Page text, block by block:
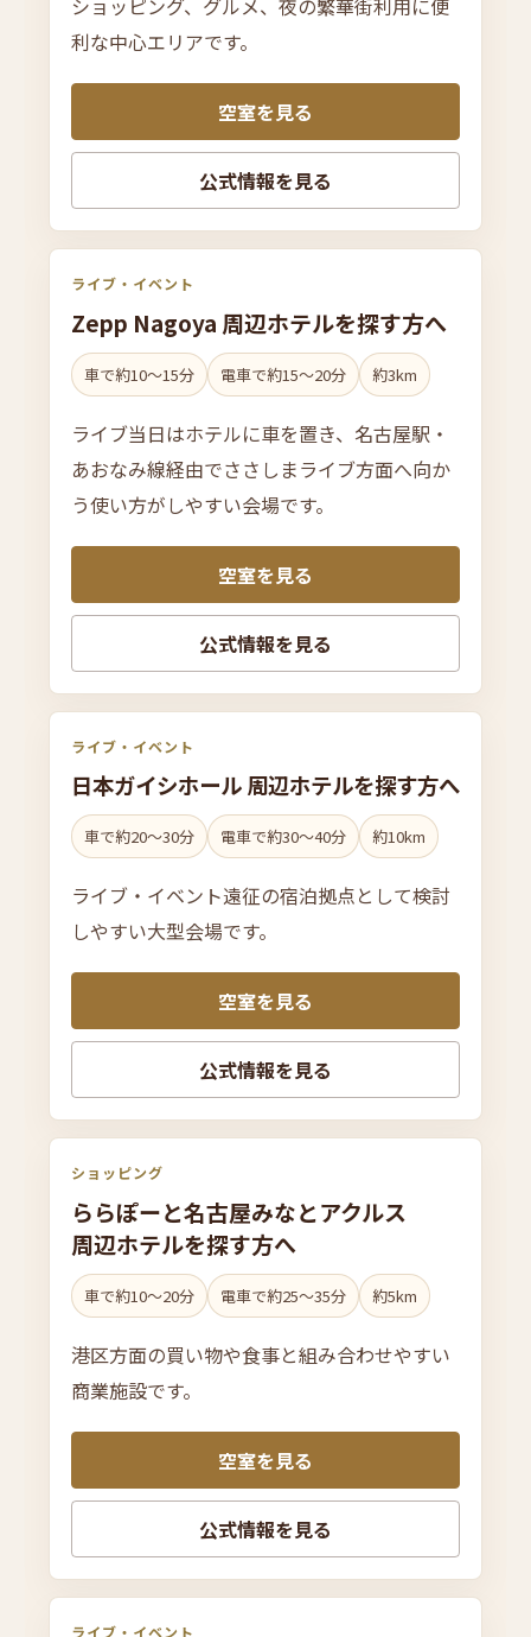
ショッピング、グルメ、夜の繁華街利用に便
利な中心エリアです。
空室を見る
公式情報を見る
ライブ・イベント
Zepp Nagoya 周辺ホテルを探す方へ
車で約10〜15分 電車で約15〜20分 約3km
ライブ当日はホテルに車を置き、名古屋駅・
あおなみ線経由でささしまライブ方面へ向か
う使い方がしやすい会場です。
空室を見る
公式情報を見る
ライブ・イベント
日本ガイシホール 周辺ホテルを探す方へ
車で約20〜30分 電車で約30〜40分 約10km
ライブ・イベント遠征の宿泊拠点として検討
しやすい大型会場です。
空室を見る
公式情報を見る
ショッピング
ららぽーと名古屋みなとアクルス
周辺ホテルを探す方へ
車で約10〜20分 電車で約25〜35分 約5km
港区方面の買い物や食事と組み合わせやすい
商業施設です。
空室を見る
公式情報を見る
ライブ・イベント